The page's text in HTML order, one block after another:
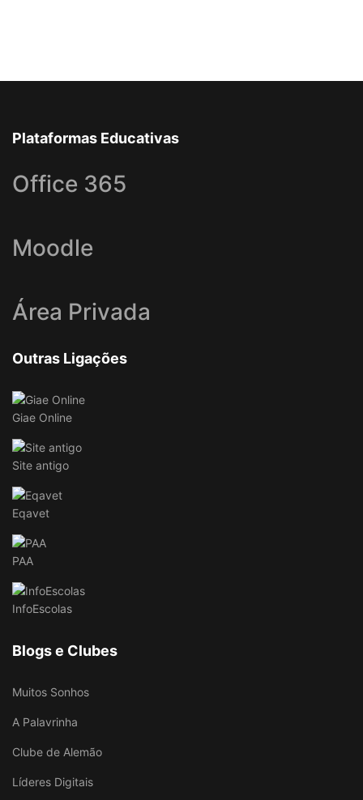
Plataformas Educativas
Office 365
Moodle
Área Privada
Outras Ligações
Giae Online
Site antigo
Eqavet
PAA
InfoEscolas
Blogs e Clubes
Muitos Sonhos
A Palavrinha
Clube de Alemão
Líderes Digitais